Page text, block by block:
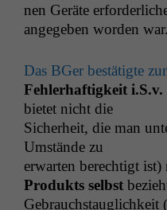
nen Geräte
angegeben wor­den war.
Das BGer bestätigte
Fehler­haftigkeit
bietet nicht die
Sicher­heit, die man
Umstände zu
erwarten berechtigt
Pro­duk­ts selb­st
Gebrauch­stauglichkeit